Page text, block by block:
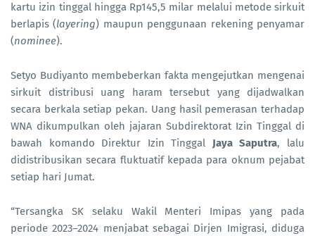
kartu izin tinggal hingga Rp145,5 milar melalui metode sirkuit
berlapis (layering) maupun penggunaan rekening penyamar
(nominee).
Setyo Budiyanto membeberkan fakta mengejutkan mengenai
sirkuit distribusi uang haram tersebut yang dijadwalkan
secara berkala setiap pekan. Uang hasil pemerasan terhadap
WNA dikumpulkan oleh jajaran Subdirektorat Izin Tinggal di
bawah komando Direktur Izin Tinggal Jaya Saputra, lalu
didistribusikan secara fluktuatif kepada para oknum pejabat
setiap hari Jumat.
“Tersangka SK selaku Wakil Menteri Imipas yang pada
periode 2023–2024 menjabat sebagai Dirjen Imigrasi, diduga